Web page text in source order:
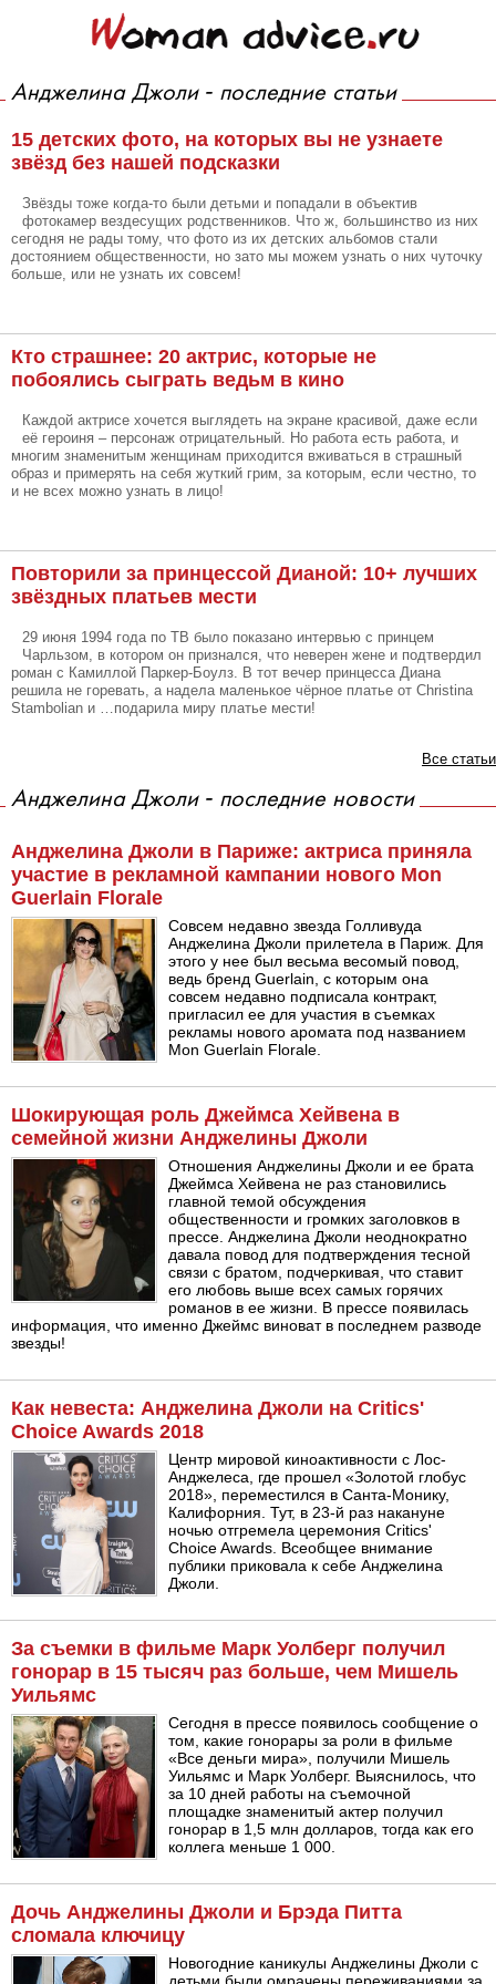
Анджелина Джоли - последние статьи
15 детских фото, на которых вы не узнаете
звёзд без нашей подсказки
Звёзды тоже когда-то были детьми и попадали в объектив
фотокамер вездесущих родственников. Что ж, большинство из них
сегодня не рады тому, что фото из их детских альбомов стали
достоянием общественности, но зато мы можем узнать о них чуточку
больше, или не узнать их совсем!
Кто страшнее: 20 актрис, которые не
побоялись сыграть ведьм в кино
Каждой актрисе хочется выглядеть на экране красивой, даже если
её героиня – персонаж отрицательный. Но работа есть работа, и
многим знаменитым женщинам приходится вживаться в страшный
образ и примерять на себя жуткий грим, за которым, если честно, то
и не всех можно узнать в лицо!
Повторили за принцессой Дианой: 10+ лучших
звёздных платьев мести
29 июня 1994 года по ТВ было показано интервью с принцем
Чарльзом, в котором он признался, что неверен жене и подтвердил
роман с Камиллой Паркер-Боулз. В тот вечер принцесса Диана
решила не горевать, а надела маленькое чёрное платье от Christina
Stambolian и …подарила миру платье мести!
Все статьи
Анджелина Джоли - последние новости
Анджелина Джоли в Париже: актриса приняла
участие в рекламной кампании нового Mon
Guerlain Florale
Совсем недавно звезда Голливуда
Анджелина Джоли прилетела в Париж. Для
этого у нее был весьма весомый повод,
ведь бренд Guerlain, с которым она
совсем недавно подписала контракт,
пригласил ее для участия в съемках
рекламы нового аромата под названием
Mon Guerlain Florale.
Шокирующая роль Джеймса Хейвена в
семейной жизни Анджелины Джоли
Отношения Анджелины Джоли и ее брата
Джеймса Хейвена не раз становились
главной темой обсуждения
общественности и громких заголовков в
прессе. Анджелина Джоли неоднократно
давала повод для подтверждения тесной
связи с братом, подчеркивая, что ставит
его любовь выше всех самых горячих
романов в ее жизни. В прессе появилась
информация, что именно Джеймс виноват в последнем разводе
звезды!
Как невеста: Анджелина Джоли на Critics'
Choice Awards 2018
Центр мировой киноактивности с Лос-
Анджелеса, где прошел «Золотой глобус
2018», переместился в Санта-Монику,
Калифорния. Тут, в 23-й раз накануне
ночью отгремела церемония Critics'
Choice Awards. Всеобщее внимание
публики приковала к себе Анджелина
Джоли.
За съемки в фильме Марк Уолберг получил
гонорар в 15 тысяч раз больше, чем Мишель
Уильямс
Сегодня в прессе появилось сообщение о
том, какие гонорары за роли в фильме
«Все деньги мира», получили Мишель
Уильямс и Марк Уолберг. Выяснилось, что
за 10 дней работы на съемочной
площадке знаменитый актер получил
гонорар в 1,5 млн долларов, тогда как его
коллега меньше 1 000.
Дочь Анджелины Джоли и Брэда Питта
сломала ключицу
Новогодние каникулы Анджелины Джоли с